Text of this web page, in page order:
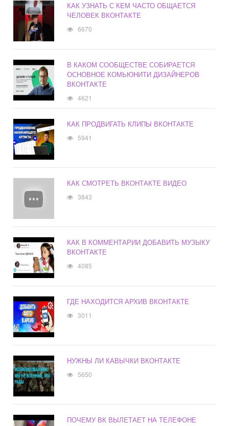
КАК УЗНАТЬ С КЕМ ЧАСТО ОБЩАЕТСЯ
ЧЕЛОВЕК ВКОНТАКТЕ
6670
В КАКОМ СООБЩЕСТВЕ СОБИРАЕТСЯ
ОСНОВНОЕ КОМЬЮНИТИ ДИЗАЙНЕРОВ
ВКОНТАКТЕ
4621
КАК ПРОДВИГАТЬ КЛИПЫ ВКОНТАКТЕ
5941
КАК СМОТРЕТЬ ВКОНТАКТЕ ВИДЕО
3843
КАК В КОММЕНТАРИИ ДОБАВИТЬ МУЗЫКУ
ВКОНТАКТЕ
4085
ГДЕ НАХОДИТСЯ АРХИВ ВКОНТАКТЕ
3011
НУЖНЫ ЛИ КАВЫЧКИ ВКОНТАКТЕ
5650
ПОЧЕМУ ВК ВЫЛЕТАЕТ НА ТЕЛЕФОНЕ